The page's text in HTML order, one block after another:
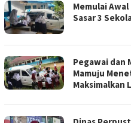
Memulai
Sasar 3
Pegawai dan
Mamuju
Maksimalkan